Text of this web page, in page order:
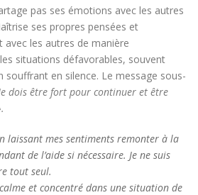
pas ses émotions avec les autres
ses propres pensées et
avec les autres de manière
situations défavorables, souvent
souffrant en silence. Le message sous-
dois être fort pour continuer et être
laissant mes sentiments remonter à la
de l’aide si nécessaire. Je ne suis
tout seul.
et concentré dans une situation de